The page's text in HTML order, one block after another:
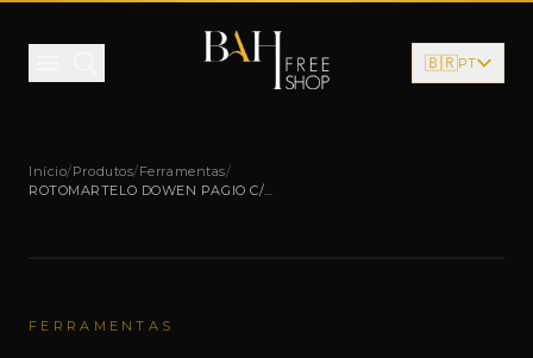
🇧🇷PT
Início/Produtos/Ferramentas/
ROTOMARTELO DOWEN PAGIO C/
FERRAMENTAS